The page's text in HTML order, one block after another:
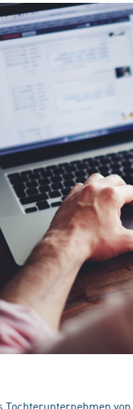
Tochterunternehmen